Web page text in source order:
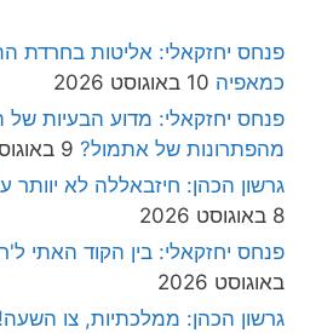
פנחס יחזקאלי: אליטות בחרדת
כמאפיה 10 באוגוסט 2026
פנחס יחזקאלי: מדוע הבעיות של
מהפתרונות של אתמול? 9 באוגוסט 2026
גרשון הכהן: חיזבאללה לא
8 באוגוסט 2026
פנחס יחזקאלי: בין הקוד האתי
באוגוסט 2026
גרשון הכהן: ממלכתיות, צו השעה!